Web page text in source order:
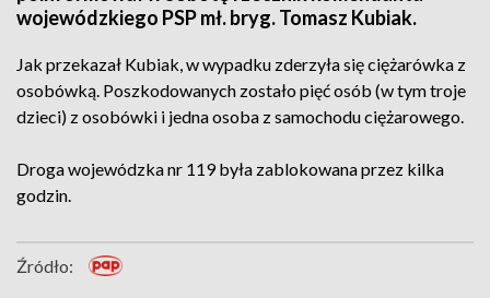
wojewódzkiego PSP mł. bryg. Tomasz Kubiak.
Jak przekazał Kubiak, w wypadku zderzyła się ciężarówka z
osobówką. Poszkodowanych zostało pięć osób (w tym troje
dzieci) z osobówki i jedna osoba z samochodu ciężarowego.
Droga wojewódzka nr 119 była zablokowana przez kilka
godzin.
Źródło: